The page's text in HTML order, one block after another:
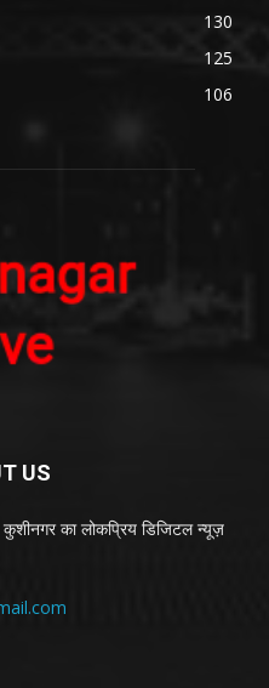
130
125
106
US
का लोकप्रिय डिजिटल न्यूज़